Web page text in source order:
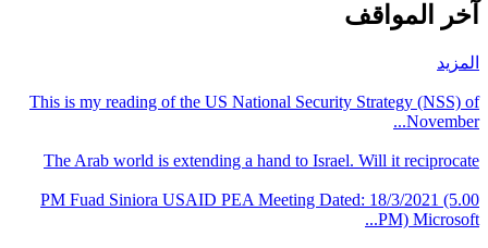
آخر المواقف
المزيد
This is my reading of the US National Security Strategy (NSS) of
November...
The Arab world is extending a hand to Israel. Will it reciprocate
PM Fuad Siniora USAID PEA Meeting Dated: 18/3/2021 (5.00
PM) Microsoft...